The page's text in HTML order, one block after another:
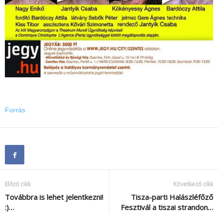
Forrás
Előző cikk
Továbbra is lehet jelentkezni!
:)…
Következő cikk
Tisza-parti Halászléfőző
Fesztivál a tiszai strandon…